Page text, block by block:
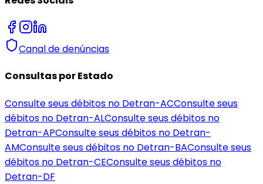
Canal de denúncias
Consultas por Estado
Consulte seus débitos no Detran-ACConsulte seus
débitos no Detran-ALConsulte seus débitos no
Detran-APConsulte seus débitos no Detran-
AMConsulte seus débitos no Detran-BAConsulte seus
débitos no Detran-CEConsulte seus débitos no
Detran-DF